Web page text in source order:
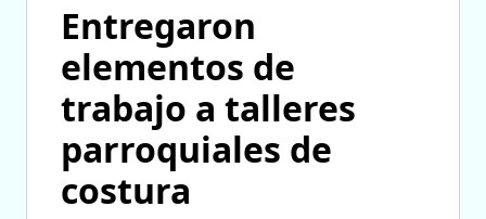
Entregaron
elementos de
trabajo a talleres
parroquiales de
costura